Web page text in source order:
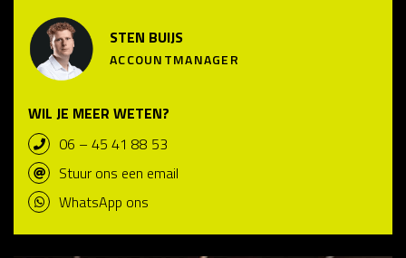
STEN BUIJS
ACCOUNTMANAGER
WIL JE MEER WETEN?
06 – 45 41 88 53
Stuur ons een email
WhatsApp ons